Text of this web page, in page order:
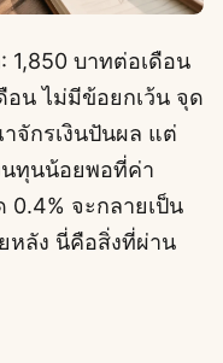
1,850 บาทต่อเดือน
น ไม่มีข้อยกเว้น จุด
จักรเงินปันผล แต่
นทุนน้อยพอที่ค่า
0.4% จะกลายเป็น
หลัง นี่คือสิ่งที่ผ่าน